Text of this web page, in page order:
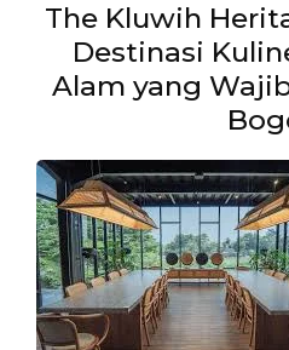
The Kluwih
Destinasi
Alam yang